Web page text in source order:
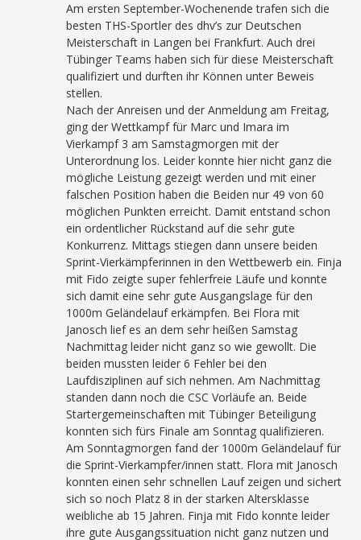
Am ersten September-Wochenende trafen sich die
besten THS-Sportler des dhv’s zur Deutschen
Meisterschaft in Langen bei Frankfurt. Auch drei
Tübinger Teams haben sich für diese Meisterschaft
qualifiziert und durften ihr Können unter Beweis
stellen.
Nach der Anreisen und der Anmeldung am Freitag,
ging der Wettkampf für Marc und Imara im
Vierkampf 3 am Samstagmorgen mit der
Unterordnung los. Leider konnte hier nicht ganz die
mögliche Leistung gezeigt werden und mit einer
falschen Position haben die Beiden nur 49 von 60
möglichen Punkten erreicht. Damit entstand schon
ein ordentlicher Rückstand auf die sehr gute
Konkurrenz. Mittags stiegen dann unsere beiden
Sprint-Vierkämpferinnen in den Wettbewerb ein. Finja
mit Fido zeigte super fehlerfreie Läufe und konnte
sich damit eine sehr gute Ausgangslage für den
1000m Geländelauf erkämpfen. Bei Flora mit
Janosch lief es an dem sehr heißen Samstag
Nachmittag leider nicht ganz so wie gewollt. Die
beiden mussten leider 6 Fehler bei den
Laufdisziplinen auf sich nehmen. Am Nachmittag
standen dann noch die CSC Vorläufe an. Beide
Startergemeinschaften mit Tübinger Beteiligung
konnten sich fürs Finale am Sonntag qualifizieren.
Am Sonntagmorgen fand der 1000m Geländelauf für
die Sprint-Vierkampfer/innen statt. Flora mit Janosch
konnten einen sehr schnellen Lauf zeigen und sichert
sich so noch Platz 8 in der starken Altersklasse
weibliche ab 15 Jahren. Finja mit Fido konnte leider
ihre gute Ausgangssituation nicht ganz nutzen und